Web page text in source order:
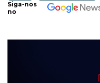
Siga-nos
no